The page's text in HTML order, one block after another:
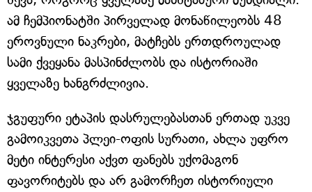
ამ ჩემპიონატში პირველად მონაწილეობს 48
ეროვნული ნაკრები, მატჩებს ერთდროულად
სამი ქვეყანა მასპინძლობს და ისტორიაში
ყველაზე ხანგრძლივია.
ჯგუფური ეტაპის დასრულებასთან ერთად უკვე
გამოიკვეთა პლეი-ოფის სურათი, ახლა უფრო
მეტი ინტერესი აქვთ ფანებს უქომაგონ
ფავორიტებს და არ გამორჩეთ ისტორიული